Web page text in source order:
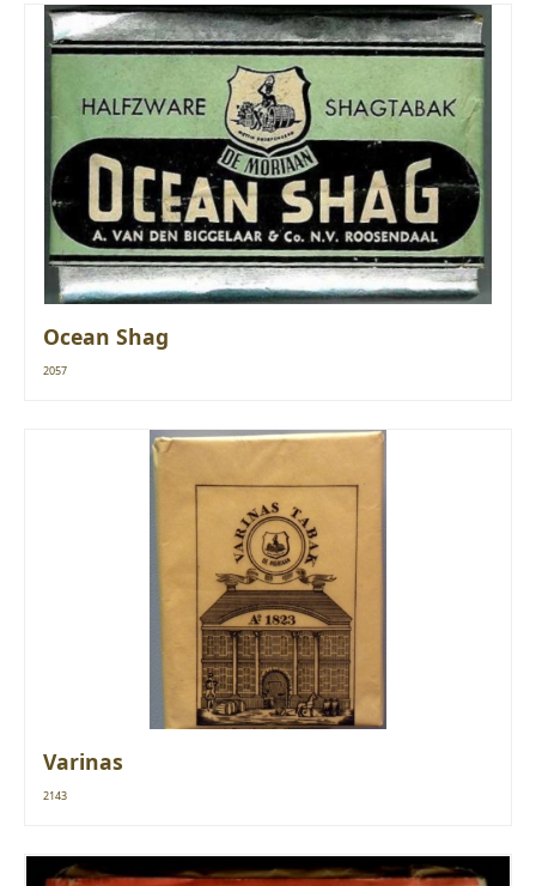
Ocean Shag
2057
Varinas
2143